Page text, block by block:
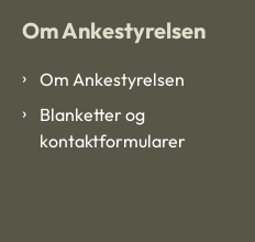
Om Ankestyrelsen
Om Ankestyrelsen
Blanketter og
kontaktformularer